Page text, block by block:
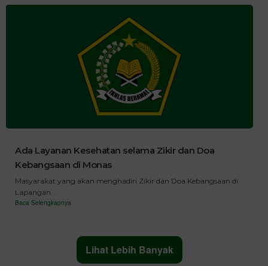
Ada Layanan Kesehatan selama Zikir dan Doa
Kebangsaan di Monas
Masyarakat yang akan menghadiri Zikir dan Doa Kebangsaan di
Lapangan...
Baca Selengkapnya
Lihat Lebih Banyak